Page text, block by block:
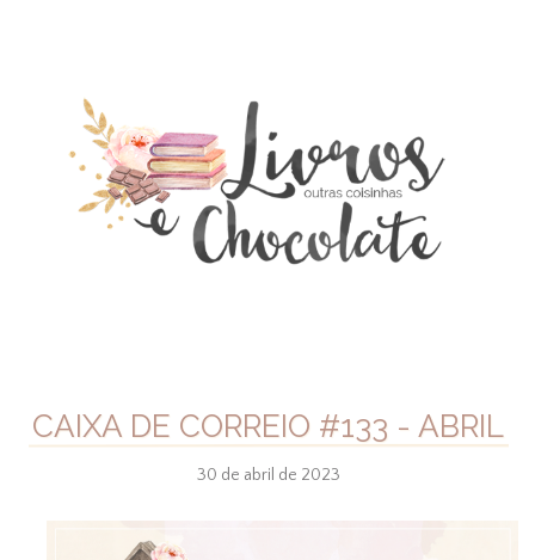
CAIXA DE CORREIO #133 - ABRIL
30 de abril de 2023